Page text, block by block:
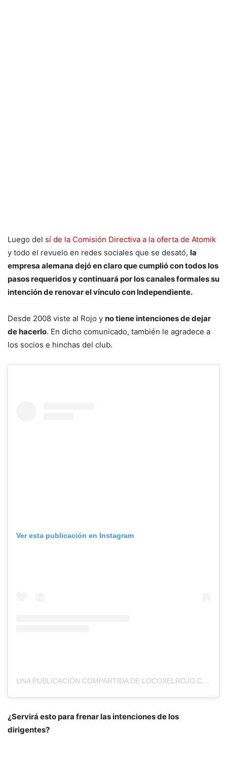
Luego del sí de la Comisión Directiva a la oferta de Atomik
y todo el revuelo en redes sociales que se desató, la
empresa alemana dejó en claro que cumplió con todos los
pasos requeridos y continuará por los canales formales su
intención de renovar el vínculo con Independiente.
Desde 2008 viste al Rojo y no tiene intenciones de dejar
de hacerlo. En dicho comunicado, también le agradece a
los socios e hinchas del club.
Ver esta publicación en Instagram
UNA PUBLICACIÓN COMPARTIDA DE LOCOXELROJO.COM (@LOCOXELROJOWEB)
¿Servirá esto para frenar las intenciones de los
dirigentes?